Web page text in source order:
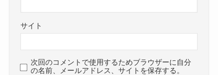
サイト
次回のコメントで使用するためブラウザーに自分
の名前、メールアドレス、サイトを保存する。